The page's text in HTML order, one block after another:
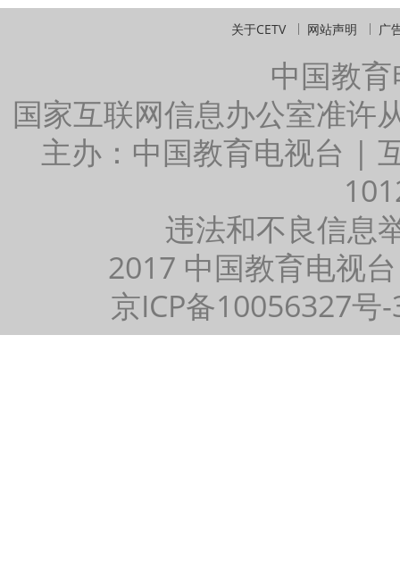
关于CETV 网站声明 广
中国教
国家互联网信息办公室准许
主办：中国教育电视台 |
违法和不良信息
2017 中国教育电视
京ICP备10056327号